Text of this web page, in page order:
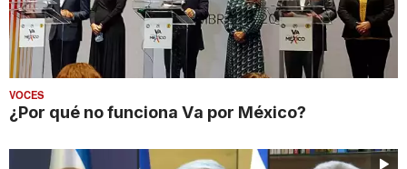
VOCES
¿Por qué no funciona Va por México?